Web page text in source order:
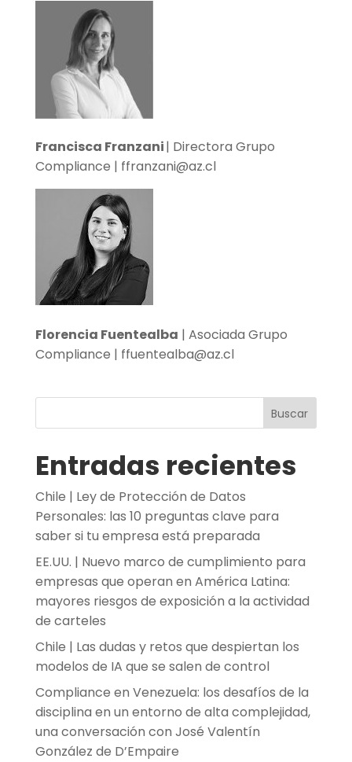
Francisca Franzani| Directora Grupo
Compliance | ffranzani@az.cl
Florencia Fuentealba | Asociada Grupo
Compliance | ffuentealba@az.cl
Buscar
Entradas recientes
Chile | Ley de Protección de Datos
Personales: las 10 preguntas clave para
saber si tu empresa está preparada
EE.UU. | Nuevo marco de cumplimiento para
empresas que operan en América Latina:
mayores riesgos de exposición a la actividad
de carteles
Chile | Las dudas y retos que despiertan los
modelos de IA que se salen de control
Compliance en Venezuela: los desafíos de la
disciplina en un entorno de alta complejidad,
una conversación con José Valentín
González de D’Empaire